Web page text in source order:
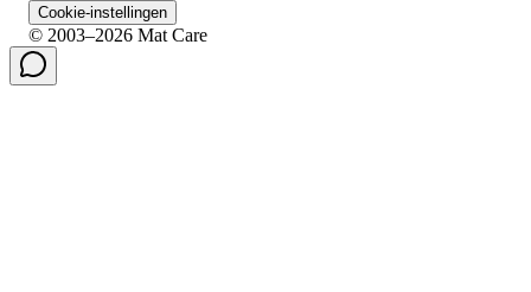
Cookie-instellingen
© 2003–2026 Mat Care